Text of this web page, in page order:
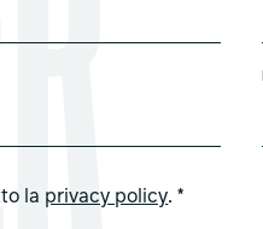
la privacy policy. *